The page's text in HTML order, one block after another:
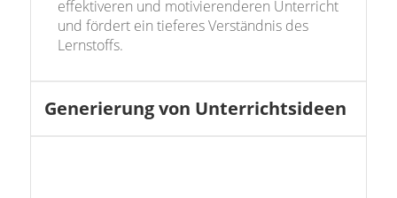
effektiveren und motivierenderen Unterricht
und fördert ein tieferes Verständnis des
Lernstoffs.
Generierung von Unterrichtsideen